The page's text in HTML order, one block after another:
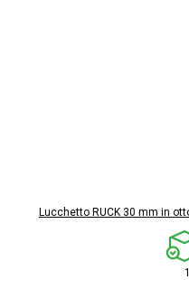
Lucchetto RUCK 30 mm in